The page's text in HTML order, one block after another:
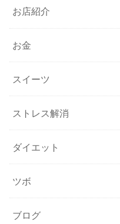
お店紹介
お金
スイーツ
ストレス解消
ダイエット
ツボ
ブログ